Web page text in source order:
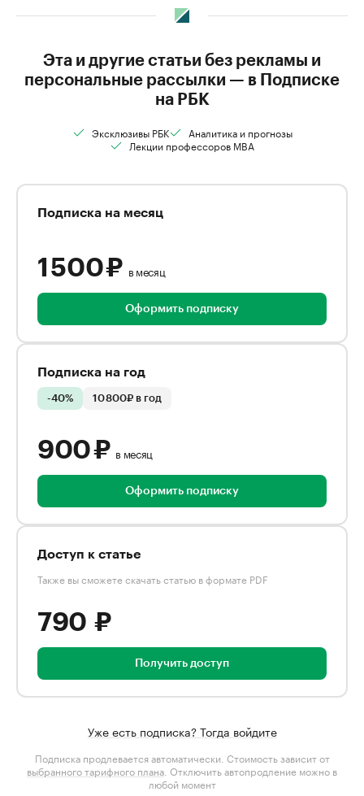
Эта и другие статьи без рекламы и
персональные рассылки — в Подписке
на РБК
Эксклюзивы РБК
Аналитика и прогнозы
Лекции профессоров MBA
Подписка на месяц
1 500 ₽ в месяц
Оформить подписку
Подписка на год
-40% 10 800₽ в год
900 ₽ в месяц
Оформить подписку
Доступ к статье
Также вы сможете скачать статью в формате PDF
790 ₽
Получить доступ
Уже есть подписка? Тогда войдите
Подписка продлевается автоматически. Стоимость зависит от
выбранного тарифного плана . Отключить автопродление можно в
любой момент